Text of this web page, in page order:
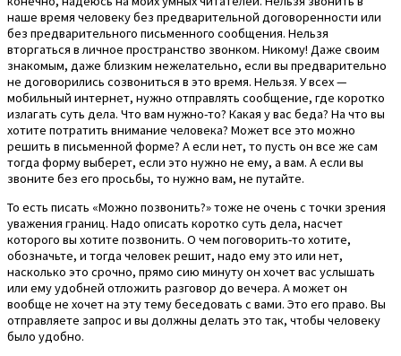
наше время человеку без предварительной договоренности или
без предварительного письменного сообщения. Нельзя
вторгаться в личное пространство звонком. Никому! Даже своим
знакомым, даже близким нежелательно, если вы предварительно
не договорились созвониться в это время. Нельзя. У всех —
мобильный интернет, нужно отправлять сообщение, где коротко
излагать суть дела. Что вам нужно-то? Какая у вас беда? На что вы
хотите потратить внимание человека? Может все это можно
решить в письменной форме? А если нет, то пусть он все же сам
тогда форму выберет, если это нужно не ему, а вам. А если вы
звоните без его просьбы, то нужно вам, не путайте.
То есть писать «Можно позвонить?» тоже не очень с точки зрения
уважения границ. Надо описать коротко суть дела, насчет
которого вы хотите позвонить. О чем поговорить-то хотите,
обозначьте, и тогда человек решит, надо ему это или нет,
насколько это срочно, прямо сию минуту он хочет вас услышать
или ему удобней отложить разговор до вечера. А может он
вообще не хочет на эту тему беседовать с вами. Это его право. Вы
отправляете запрос и вы должны делать это так, чтобы человеку
было удобно.